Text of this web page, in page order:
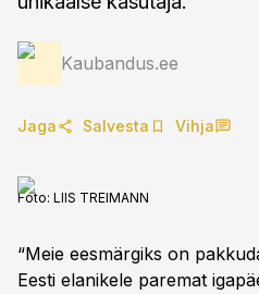
Kaubandus.ee
Jaga Salvesta Vihja
Foto: LIIS TREIMANN
“Meie eesmärgiks on
Eesti elanikele paremat